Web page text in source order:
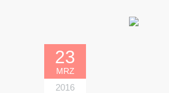
23
MRZ
2016